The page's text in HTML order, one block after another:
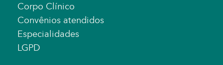
Corpo Clínico
Convênios atendidos
Especialidades
LGPD